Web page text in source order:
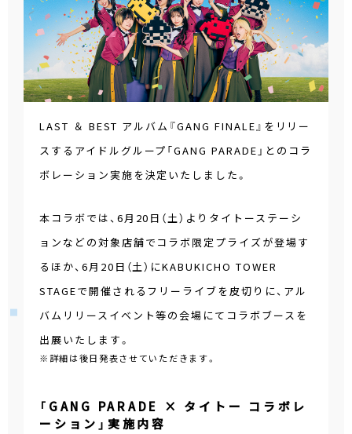
LAST ＆ BEST アルバム『GANG FINALE』をリリー
スするアイドルグループ「GANG PARADE」とのコラ
ボレーション実施を決定いたしました。
本コラボでは、6月20日（土）よりタイトーステーシ
ョンなどの対象店舗でコラボ限定プライズが登場す
るほか、6月20日（土）にKABUKICHO TOWER
STAGEで開催されるフリーライブを皮切りに、アル
バムリリースイベント等の会場にてコラボブースを
出展いたします。
※詳細は後日発表させていただきます。
「GANG PARADE × タイトー コラボレ
ーション」実施内容